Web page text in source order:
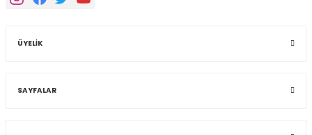
ÜYELİK
SAYFALAR